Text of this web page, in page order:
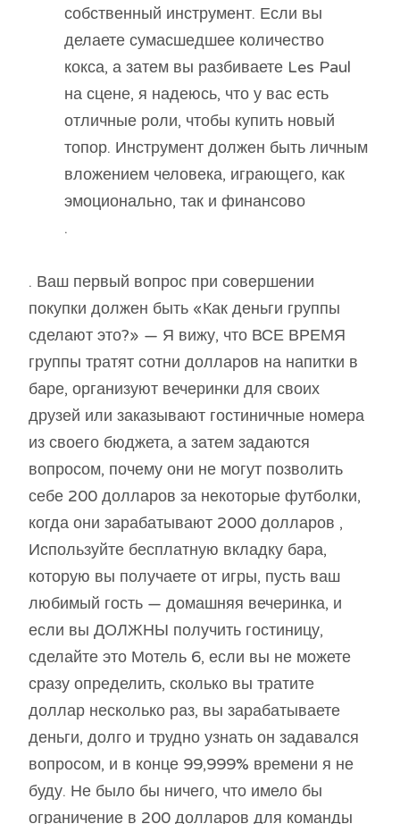
собственный инструмент. Если вы
делаете сумасшедшее количество
кокса, а затем вы разбиваете Les Paul
на сцене, я надеюсь, что у вас есть
отличные роли, чтобы купить новый
топор. Инструмент должен быть личным
вложением человека, играющего, как
эмоционально, так и финансово
.
. Ваш первый вопрос при совершении
покупки должен быть «Как деньги группы
сделают это?» — Я вижу, что ВСЕ ВРЕМЯ
группы тратят сотни долларов на напитки в
баре, организуют вечеринки для своих
друзей или заказывают гостиничные номера
из своего бюджета, а затем задаются
вопросом, почему они не могут позволить
себе 200 долларов за некоторые футболки,
когда они зарабатывают 2000 долларов ,
Используйте бесплатную вкладку бара,
которую вы получаете от игры, пусть ваш
любимый гость — домашняя вечеринка, и
если вы ДОЛЖНЫ получить гостиницу,
сделайте это Мотель 6, если вы не можете
сразу определить, сколько вы тратите
доллар несколько раз, вы зарабатываете
деньги, долго и трудно узнать он задавался
вопросом, и в конце 99,999% времени я не
буду. Не было бы ничего, что имело бы
ограничение в 200 долларов для команды